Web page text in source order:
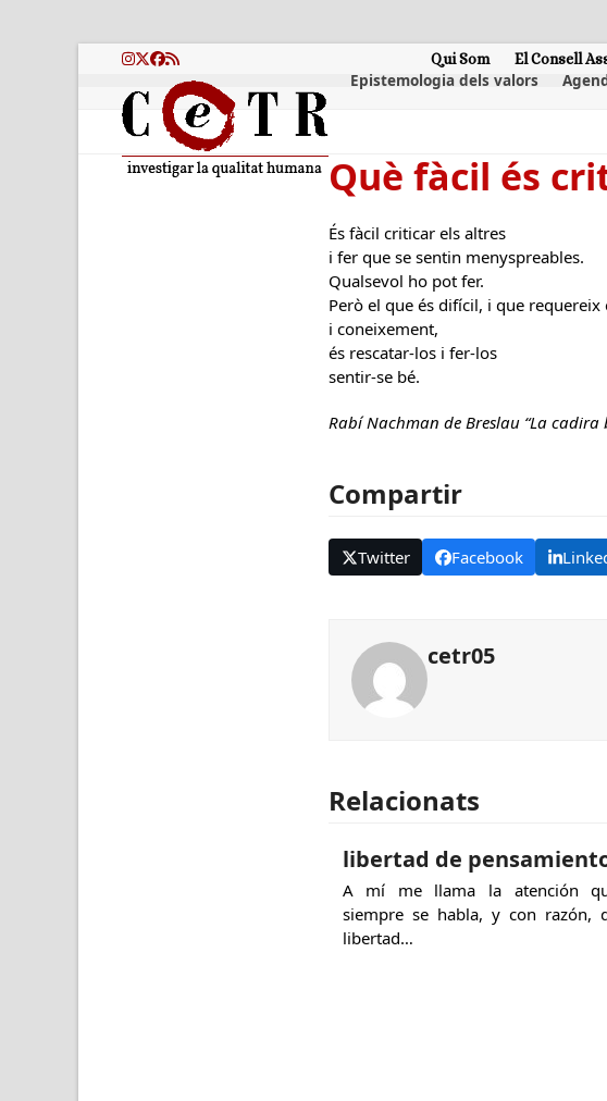
Instagram
Twitter
Facebook
RSS Qui Som El Consell
Epistemologia dels valors
Què fàcil és
És fàcil criticar els altres
i fer que se sentin menyspreables.
Qualsevol ho pot fer.
Però el que és difícil, i que requereix
i coneixement,
és rescatar-los i fer-los
sentir-se bé.
Rabí Nachman de Breslau “La cadira
Compartir
Twitter Facebook
cetr05
Relacionats
libertad de
A mí me llama la atención
siempre se habla, y con razón,
libertad…